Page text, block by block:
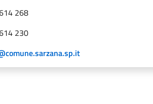
268
230